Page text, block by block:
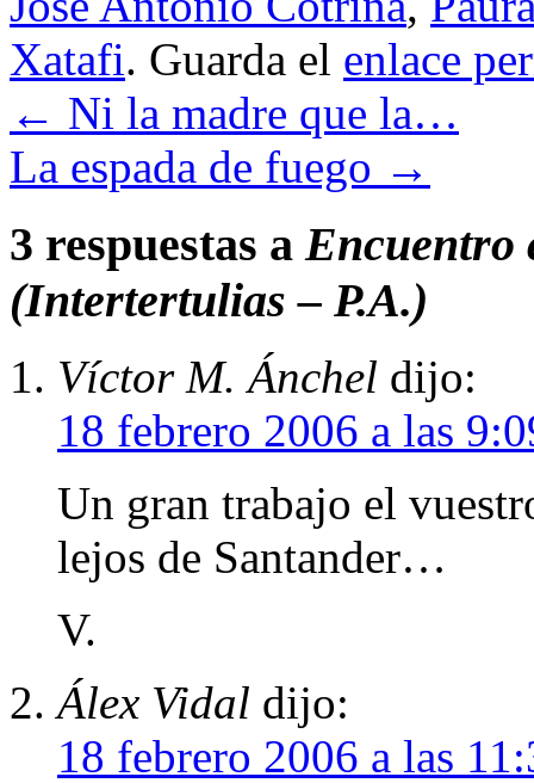
Xatafi. Guarda el enlace
← Ni la madre que la…
La espada de fuego →
3 respuestas a Encuentro
(Intertertulias – P.A.)
Víctor M. Ánchel dijo:
18 febrero 2006 a las
Un gran trabajo el
lejos de Santander…
V.
Álex Vidal dijo:
18 febrero 2006 a las